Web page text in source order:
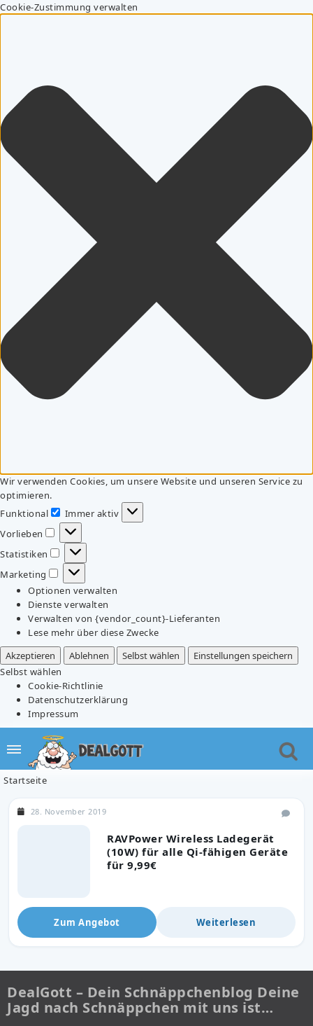
Cookie-Zustimmung verwalten
Wir verwenden Cookies, um unsere Website und unseren Service zu
optimieren.
Funktional
Funktional
Immer aktiv
Vorlieben
Vorlieben
Statistiken
Statistiken
Marketing
Marketing
Optionen verwalten
Dienste verwalten
Verwalten von {vendor_count}-Lieferanten
Lese mehr über diese Zwecke
Akzeptieren
Ablehnen Selbst wählen
Einstellungen speichern
Selbst wählen
Cookie-Richtlinie
Datenschutzerklärung
Impressum
Startseite
RAVPower Wireless Ladegerät
(10W) für alle Qi-fähigen Geräte
für 9,99€
28. November 2019
Zum Angebot Weiterlesen
DealGott – Dein Schnäppchenblog Deine
Jagd nach Schnäppchen mit uns ist…